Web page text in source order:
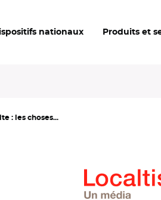
nationaux Produits et
: les choses...